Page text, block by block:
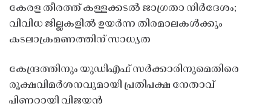
കേരള തീരത്ത് കള്ളക്കടൽ ജാഗ്രതാ നിർദേശം;
വിവിധ ജില്ലകളിൽ ഉയർന്ന തിരമാലകൾക്കും
കടലാക്രമണത്തിന് സാധ്യത
കേന്ദ്രത്തിനും യുഡിഎഫ് സർക്കാരിനുമെതിരെ
രൂക്ഷവിമർശനവുമായി പ്രതിപക്ഷ നേതാവ്
പിണറായി വിജയൻ